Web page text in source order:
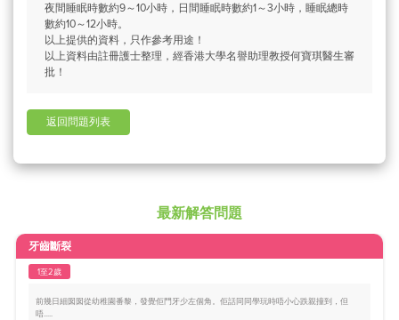
夜間睡眠時數約9～10小時，日間睡眠時數約1～3小時，睡眠總時
數約10～12小時。
以上提供的資料，只作參考用途！
以上資料由註冊護士整理，經香港大學名譽助理教授何寶琪醫生審
批！
返回問題列表
最新解答問題
牙齒斷裂
1至2歲
前幾日細囡囡從幼稚園番黎，發覺佢門牙少左個角。佢話同同學玩時唔小心跌親撞到，但
唔.....